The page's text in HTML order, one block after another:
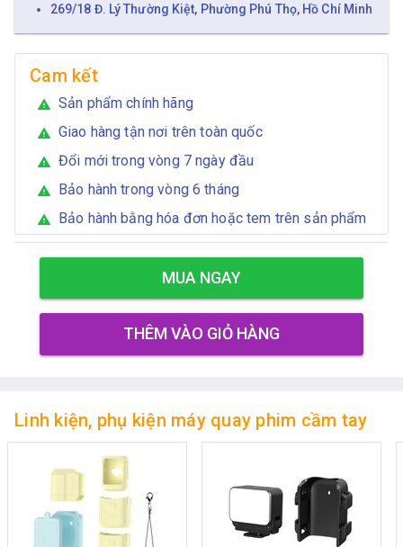
269/18 Đ. Lý Thường Kiệt, Phường Phú Thọ, Hồ Chí Minh
Cam kết
warning Sản phẩm chính hãng
warning Giao hàng tận nơi trên toàn quốc
warning Đổi mới trong vòng 7 ngày đầu
warning Bảo hành trong vòng 6 tháng
warning Bảo hành bằng hóa đơn hoặc tem trên sản phẩm
MUA NGAY
THÊM VÀO GIỎ HÀNG
Linh kiện, phụ kiện máy quay phim cầm tay